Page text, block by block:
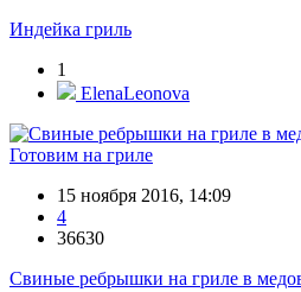
Индейка гриль
1
ElenaLeonova
Готовим на гриле
15 ноября 2016, 14:09
4
36630
Свиные ребрышки на гриле в